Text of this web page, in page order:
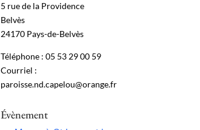
5 rue de la Providence
Belvès
24170 Pays-de-Belvès
Téléphone : 05 53 29 00 59
Courriel :
paroisse.nd.capelou@orange.fr
Évènement